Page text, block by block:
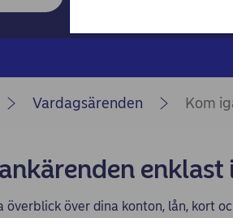
Nordea
First Card
Vardagsärenden Kom
enklast
överblick över dina konton, lån, kort